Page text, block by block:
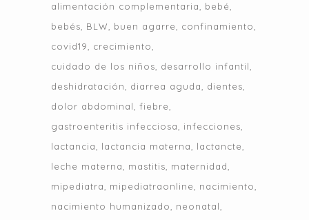
alimentación complementaria
bebé
bebés
BLW buen agarre
confinamiento
covid19
crecimiento
cuidado de los niños
desarrollo infantil
deshidratación
diarrea aguda
dientes
dolor abdominal
fiebre
gastroenteritis infecciosa
infecciones
lactancia
lactancia materna
lactancte
leche materna
mastitis
maternidad
mipediatra
mipediatraonline
nacimiento
nacimiento humanizado
neonatal